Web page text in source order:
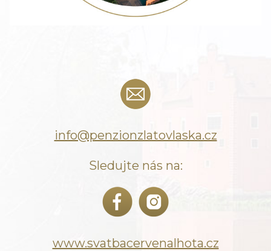
info@penzionzlatovlaska.cz
Sledujte nás na:
www.svatbacervenalhota.cz